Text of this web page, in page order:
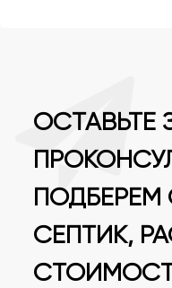
ОСТАВЬТЕ
СЕПТИК,